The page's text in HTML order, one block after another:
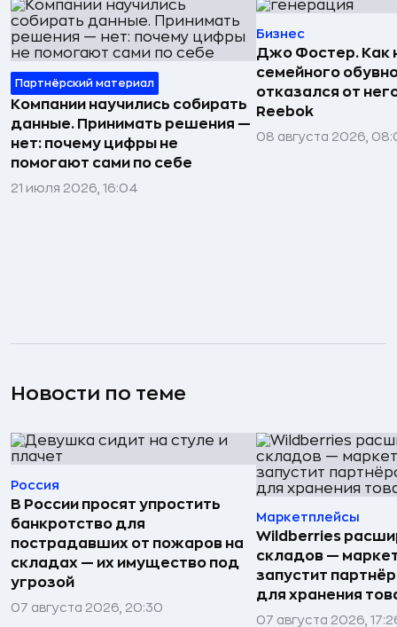
Партнёрский материал
Компании научились собирать
данные. Принимать решения —
нет: почему цифры не
помогают сами по себе
21 июля 2026, 16:04
Бизнес
Джо Фостер. Как
семейного
отказался от
Reebok
08 августа 2026,
Новости по теме
Россия
В России просят упростить
банкротство для
пострадавших от пожаров на
складах — их имущество под
угрозой
07 августа 2026, 20:30
Маркетплейсы
Wildberries
складов —
запустит
для хранения
07 августа 2026,